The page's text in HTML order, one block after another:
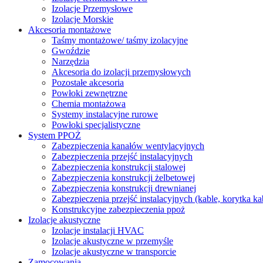
Izolacje Przemysłowe
Izolacje Morskie
Akcesoria montażowe
Taśmy montażowe/ taśmy izolacyjne
Gwoździe
Narzędzia
Akcesoria do izolacji przemysłowych
Pozostałe akcesoria
Powłoki zewnętrzne
Chemia montażowa
Systemy instalacyjne rurowe
Powłoki specjalistyczne
System PPOŻ
Zabezpieczenia kanałów wentylacyjnych
Zabezpieczenia przejść instalacyjnych
Zabezpieczenia konstrukcji stalowej
Zabezpieczenia konstrukcji żelbetowej
Zabezpieczenia konstrukcji drewnianej
Zabezpieczenia przejść instalacyjnych (kable, korytka
Konstrukcyjne zabezpieczenia ppoż
Izolacje akustyczne
Izolacje instalacji HVAC
Izolacje akustyczne w przemyśle
Izolacje akustyczne w transporcie